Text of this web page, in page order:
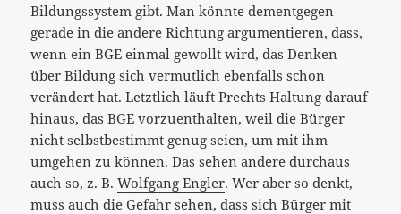
Bildungssystem gibt. Man könnte dementgegen
gerade in die andere Richtung argumentieren, dass,
wenn ein BGE einmal gewollt wird, das Denken
über Bildung sich vermutlich ebenfalls schon
verändert hat. Letztlich läuft Prechts Haltung darauf
hinaus, das BGE vorzuenthalten, weil die Bürger
nicht selbstbestimmt genug seien, um mit ihm
umgehen zu können. Das sehen andere durchaus
auch so, z. B.Wolfgang Engler. Wer aber so denkt,
muss auch die Gefahr sehen, dass sich Bürger mit